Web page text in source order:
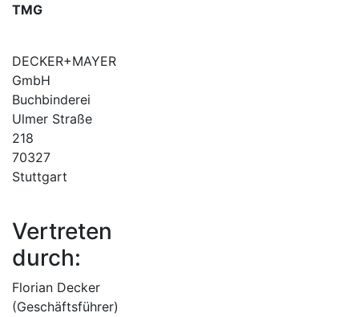
TMG
DECKER+MAYER
GmbH
Buchbinderei
Ulmer Straße
218
70327
Stuttgart
Vertreten
durch:
Florian Decker
(Geschäftsführer)